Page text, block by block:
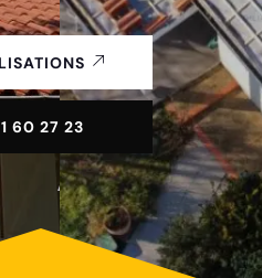
60 27 23